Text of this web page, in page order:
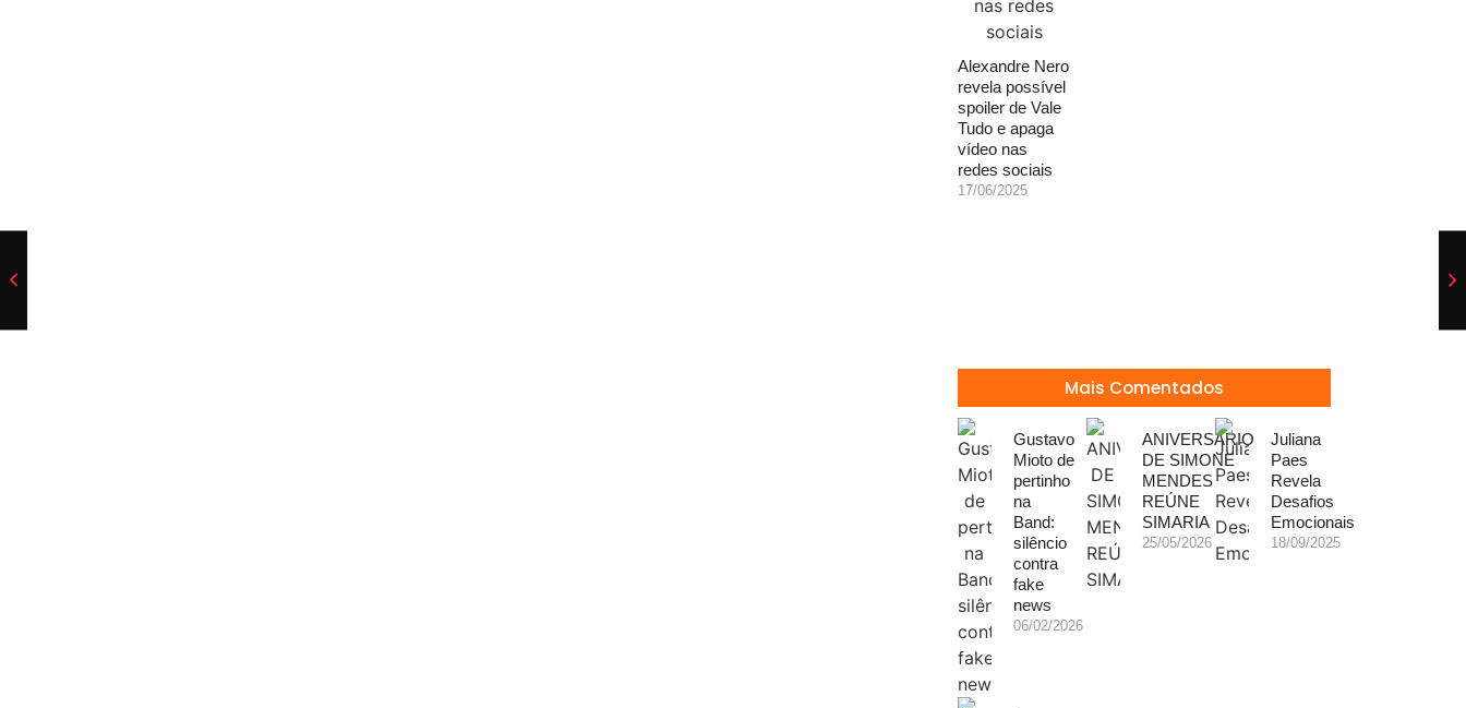
Alexandre Nero
revela possível
spoiler de Vale
Tudo e apaga
vídeo nas
redes sociais
17/06/2025
Mais Comentados
Gustavo
Mioto de
pertinho
na
Band:
silêncio
contra
fake
news
06/02/2026
ANIVERSÁRIO
DE SIMONE
MENDES
REÚNE
SIMARIA
25/05/2026
Juliana
Paes
Revela
Desafios
Emocionais
18/09/2025